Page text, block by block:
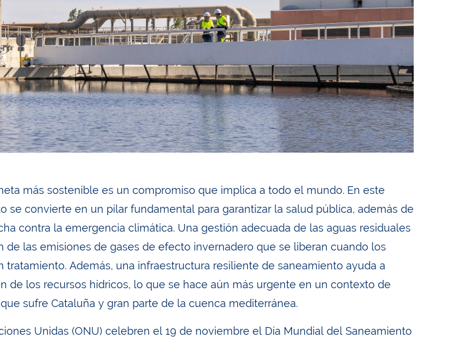
más sostenible es un compromiso que implica a todo el mundo. En este
se convierte en un pilar fundamental para garantizar la salud pública, además de
contra la emergencia climática. Una gestión adecuada de las aguas residuales
de las emisiones de gases de efecto invernadero que se liberan cuando los
tratamiento. Además, una infraestructura resiliente de saneamiento ayuda a
de los recursos hídricos, lo que se hace aún más urgente en un contexto de
sufre Cataluña y gran parte de la cuenca mediterránea.
Unidas (ONU) celebren el 19 de noviembre el Día Mundial del Saneamiento